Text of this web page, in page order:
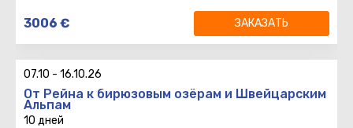
Вылет:TLV
CGN 06:00
Возврат:CGN
TLV 11:15
7 ночей
3006 € ЗАКАЗАТЬ
07.10 - 16.10.26
От Рейна к бирюзовым озёрам и Швейцарским
Альпам
10 дней